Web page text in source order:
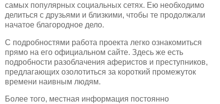
самых популярных социальных сетях. Ею необходимо
делиться с друзьями и близкими, чтобы те продолжали
начатое благородное дело.
С подробностями работа проекта легко ознакомиться
прямо на его официальном сайте. Здесь же есть
подробности разоблачения аферистов и преступников,
предлагающих озолотиться за короткий промежуток
времени наивным людям.
Более того, местная информация постоянно